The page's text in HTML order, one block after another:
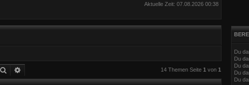
Aktuelle Zeit: 07.08.2026 00:38
Suche 14 Themen Seite 1 von 1
Du
Du
Du
Du
Du